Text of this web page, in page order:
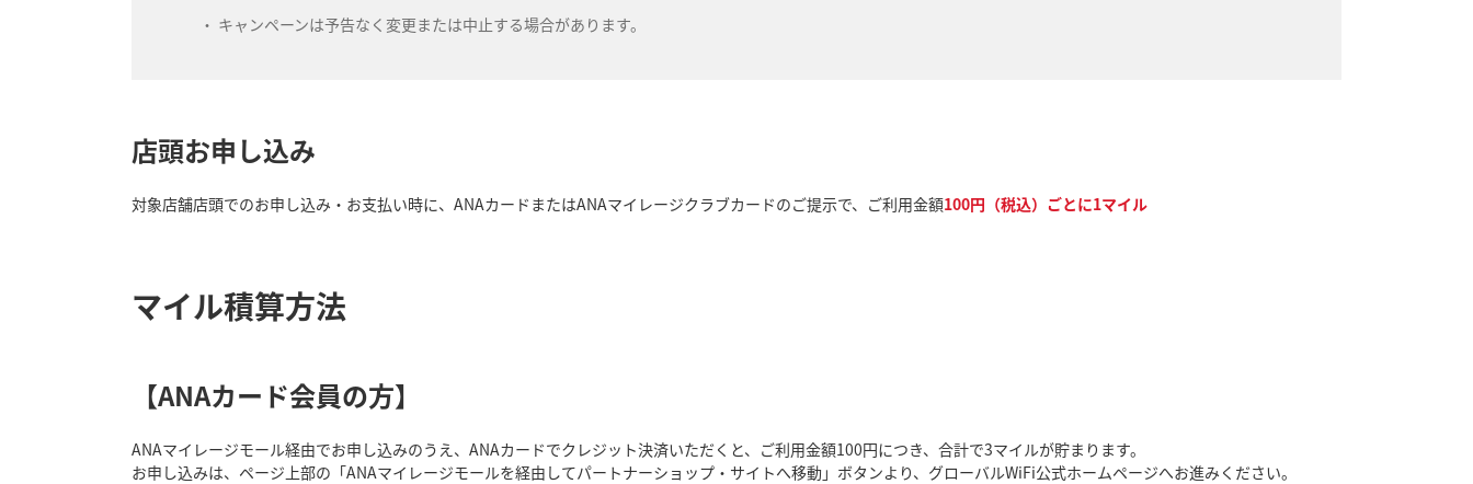
キャンペーンは予告なく変更または中止する場合があります。
店頭お申し込み
対象店舗店頭でのお申し込み・お支払い時に、ANAカードまたはANAマイレージクラブカードのご提示で、ご利用金額100円（税込）ごとに1マイル
マイル積算方法
【ANAカード会員の方】
ANAマイレージモール経由でお申し込みのうえ、ANAカードでクレジット決済いただくと、ご利用金額100円につき、合計で3マイルが貯まります。
お申し込みは、ページ上部の「ANAマイレージモールを経由してパートナーショップ・サイトへ移動」ボタンより、グローバルWiFi公式ホームページへお進みください。